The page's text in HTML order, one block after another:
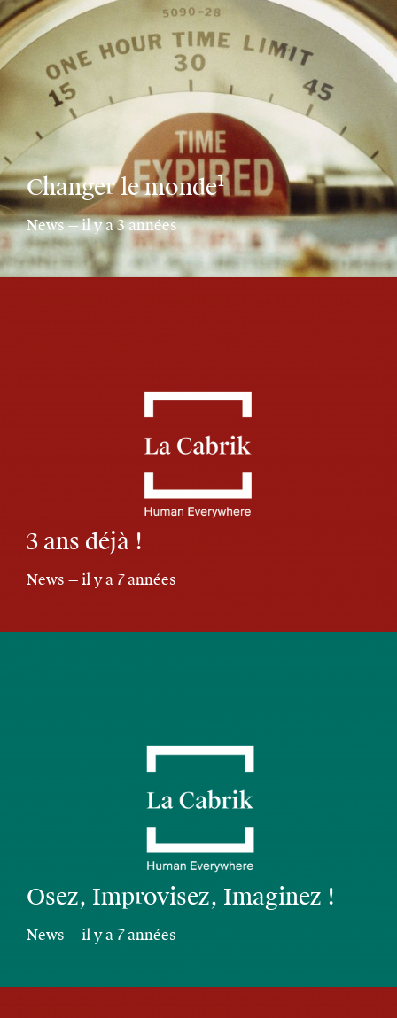
Changer le monde1
News — il y a 3 années
3 ans déjà !
News — il y a 7 années
Osez, Improvisez, Imaginez !
News — il y a 7 années